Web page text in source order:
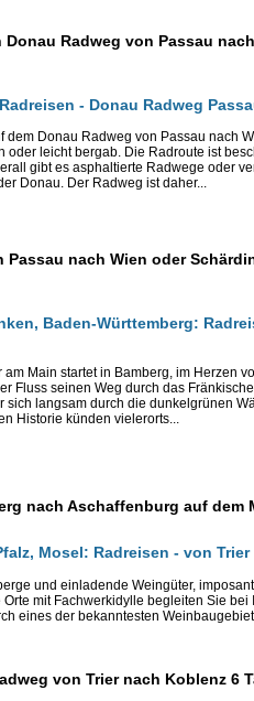
Radweg von Passau
- Donau Radweg
dem Donau Radweg von Passau nach
oder leicht bergab. Die Radroute ist
gibt es asphaltierte Radwege oder
Donau. Der Radweg ist daher...
Passau nach Wien oder
Baden-Württemberg:
am Main startet in Bamberg, im Herzen
Fluss seinen Weg durch das
sich langsam durch die dunkelgrünen
Historie künden vielerorts...
nach Aschaffenburg auf dem
Mosel: Radreisen - von
und einladende Weingüter,
Orte mit Fachwerkidylle begleiten Sie bei
eines der bekanntesten
von Trier nach Koblenz 6